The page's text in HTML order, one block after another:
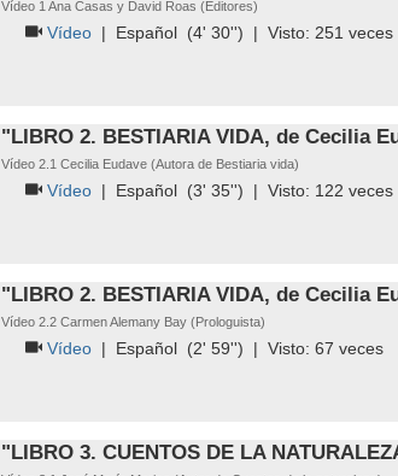
Vídeo 1 Ana Casas y David Roas (Editores)
Vídeo| Español(4' 30'') | Visto: 251 veces
"LIBRO 2. BESTIARIA VIDA, de Cecilia
Vídeo 2.1 Cecilia Eudave (Autora de Bestiaria vida)
Vídeo| Español(3' 35'') | Visto: 122 veces
"LIBRO 2. BESTIARIA VIDA, de Cecilia
Vídeo 2.2 Carmen Alemany Bay (Prologuista)
Vídeo| Español(2' 59'') | Visto: 67 veces
"LIBRO 3. CUENTOS DE LA